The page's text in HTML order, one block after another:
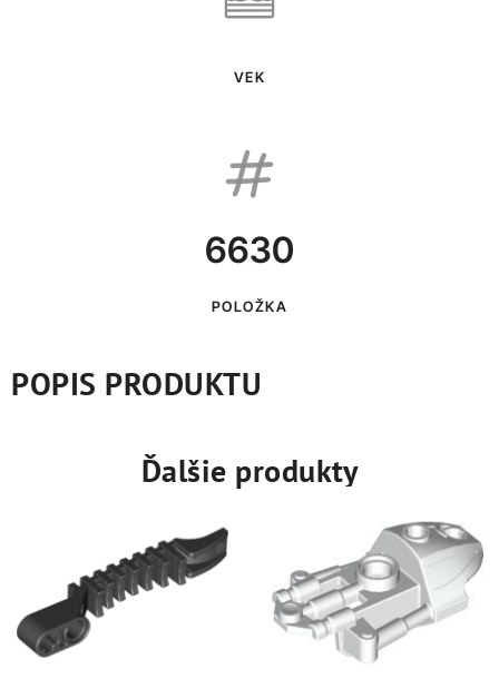
VEK
6630
POLOŽKA
POPIS PRODUKTU
Ďalšie produkty